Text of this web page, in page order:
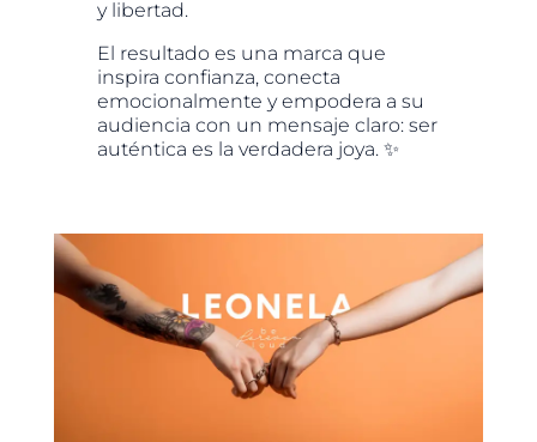
y libertad.
El resultado es una marca que
inspira confianza, conecta
emocionalmente y empodera a su
audiencia con un mensaje claro: ser
auténtica es la verdadera joya. ✨